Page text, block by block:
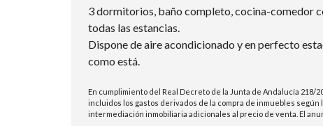
3 dormitorios, baño completo, cocina-comedor
todas las estancias.
Dispone de aire acondicionado y en perfecto
como está.
En cumplimiento del Real Decreto de la Junta de Andalucía
incluidos los gastos derivados de la compra de inmuebles
intermediación inmobiliaria adicionales al precio de venta. El